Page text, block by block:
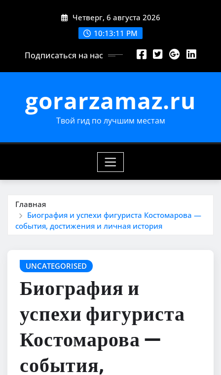
Четверг, 6 августа 2026
10:13:12 PM
Подписаться на нас
gorarzamaz.ru
Твой гид по лучшим местам
Главная
Биография и успехи фигуриста Костомарова —
события, достижения и личная история
UNCATEGORISED
Биография и
успехи фигуриста
Костомарова —
события,